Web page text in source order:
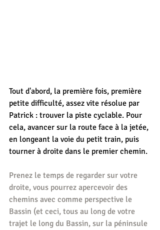
Tout d'abord, la première fois, première
petite difficulté, assez vite résolue par
Patrick : trouver la piste cyclable. Pour
cela, avancer sur la route face à la jetée,
en longeant la voie du petit train, puis
tourner à droite dans le premier chemin.
Prenez le temps de regarder sur votre
droite, vous pourrez apercevoir des
chemins avec comme perspective le
Bassin (et ceci, tous au long de votre
trajet le long du Bassin, sur la péninsule